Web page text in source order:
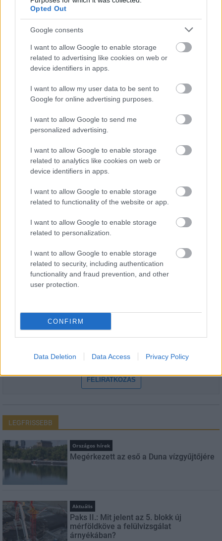
Opted Out
Google consents
I want to allow Google to enable storage
related to advertising like cookies on web or
device identifiers in apps.
I want to allow my user data to be sent to
Google for online advertising purposes.
I want to allow Google to send me
personalized advertising.
I want to allow Google to enable storage
related to analytics like cookies on web or
device identifiers in apps.
I want to allow Google to enable storage
related to functionality of the website or app.
I want to allow Google to enable storage
related to personalization.
I want to allow Google to enable storage
related to security, including authentication
functionality and fraud prevention, and other
user protection.
CONFIRM
Data Deletion Data Access Privacy Policy
Nagy igazolás - Sokszoros bajnok érkezik a
Fehérvárhoz
Miért kulcsfontosságú a korszerű légtechnika az
HÍRLEVÉL
szabályzatot!
FELIRATKOZÁS
LEGFRISSEBB
Országos hírek
Megérkezett az eső a Duna vízgyűjtőjére
Aktuális
Paks II.: Mit jelent az 5. blokk új
mérföldköve a felülvizsgálat
árnyékában?